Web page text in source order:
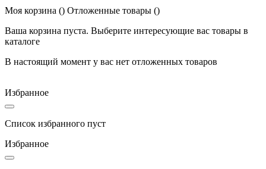
Моя корзина () Отложенные товары ()
Ваша корзина пуста. Выберите интересующие вас товары в
каталоге
В настоящий момент у вас нет отложенных товаров
Избранное
Список избранного пуст
Избранное